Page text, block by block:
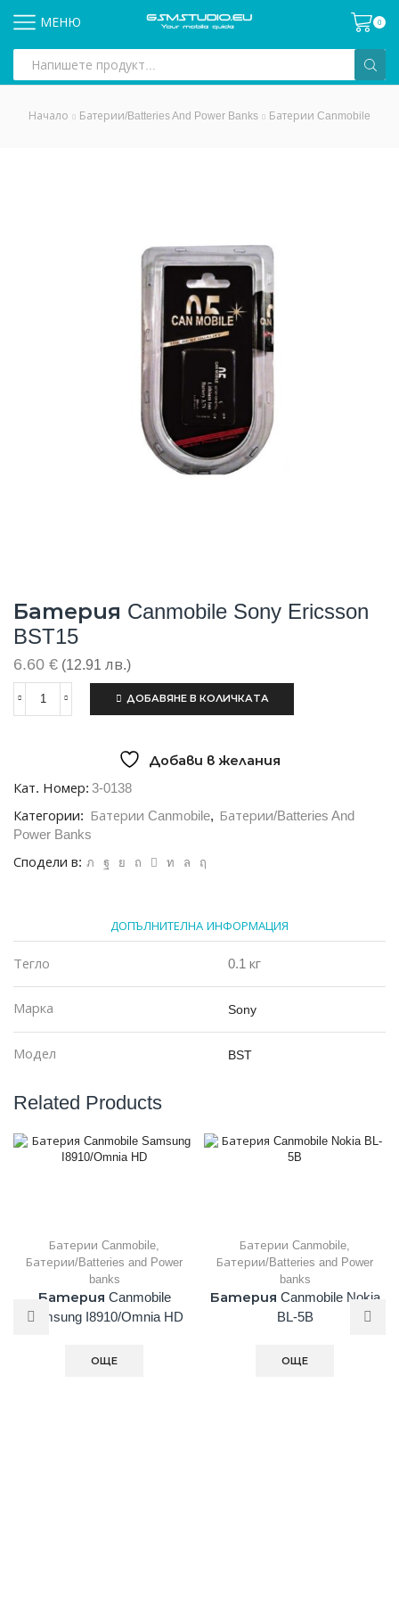
МЕНЮ 0
input
Начало Батерии/Batteries And Power Banks Батерии Canmobile
Батерия Canmobile Sony Ericsson
BST15
6.60 € (12.91 лв.)
количество
Ericsson
ДОБАВЯНЕ В КОЛИЧКАТА
Добави в желания
Кат. Номер: 3-0138
Категории: Батерии Canmobile, Батерии/Batteries And
Power Banks
Сподели в:
ДОПЪЛНИТЕЛНА ИНФОРМАЦИЯ
Тегло 0.1 кг
Марка Sony
Модел BST
Related Products
Батерии Canmobile
Батерии/Batteries and Power
banks
Батерия Canmobile
Samsung I8910/Omnia HD
ОЩЕ
Батерии Canmobile
Батерии/Batteries and Power
banks
Батерия Canmobile Nokia
BL-5B
ОЩЕ